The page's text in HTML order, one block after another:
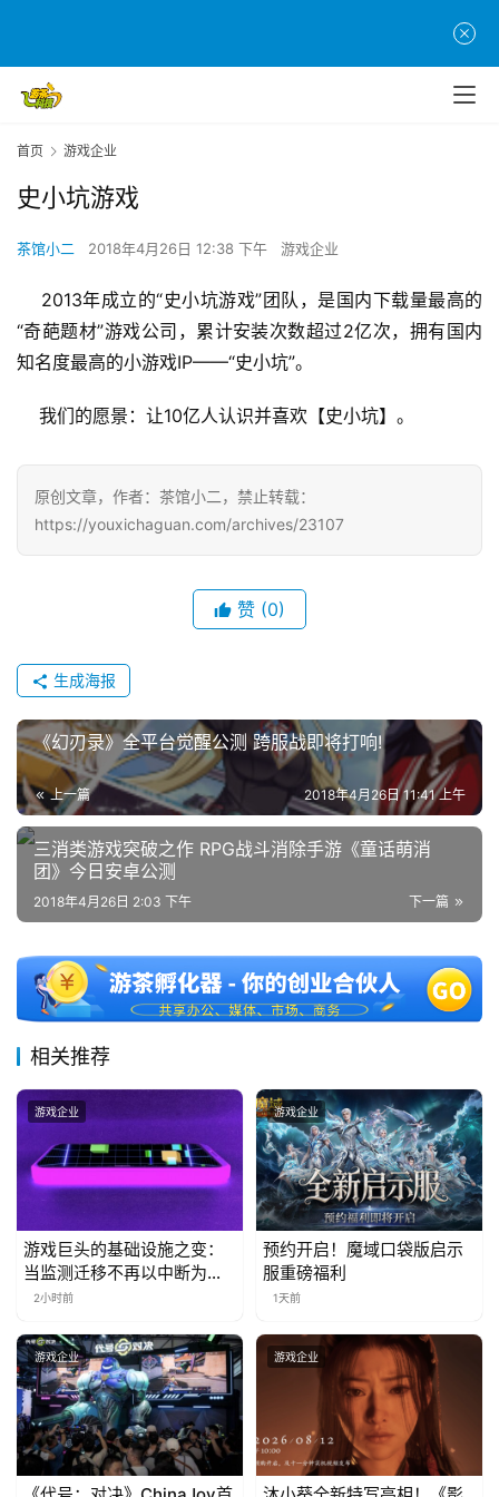
页
茶
创
业
界
游
戏
休
闲
游
戏
2
十
三
届
金
茶
奖
月
3
日
游
茶
对
首页 游戏企业
史小坑游戏
茶馆小二 2018年4月26日 12:38 下午 游戏企业
2013年成立的“史小坑游戏”团队，是国内下载量最高的
“奇葩题材”游戏公司，累计安装次数超过2亿次，拥有国内
知名度最高的小游戏IP——“史小坑”。
我们的愿景：让10亿人认识并喜欢【史小坑】。
原创文章，作者：茶馆小二，禁止转载：
https://youxichaguan.com/archives/23107
赞 (0)
生成海报
《幻刃录》全平台觉醒公测 跨服战即将打响!
上一篇 2018年4月26日 11:41 上午
三消类游戏突破之作 RPG战斗消除手游《童话萌消
团》今日安卓公测
下一篇
2018年4月26日 2:03 下午
相关推荐
游戏企业
游戏巨头的基础设施之变：
当监测迁移不再以中断为代
价2小时前
游戏企业
预约开启！魔域口袋版启示
服重磅福利
1天前
游戏企业 游戏企业